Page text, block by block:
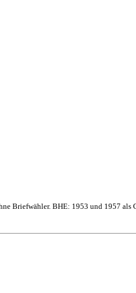
Briefwähler. BHE: 1953 und 1957 als